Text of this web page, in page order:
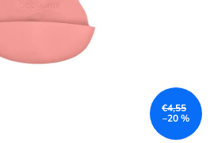
€4,55
–20 %